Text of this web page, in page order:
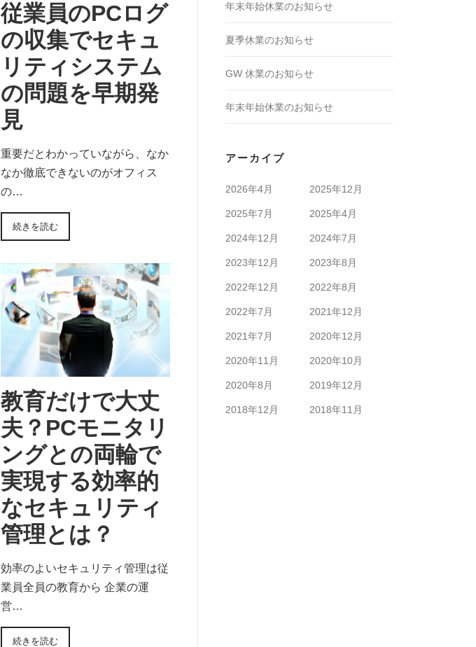
従業員のPCログ
の収集でセキュ
リティシステム
の問題を早期発
見
重要だとわかっていながら、なか
なか徹底できないのがオフィス
の…
続きを読む
教育だけで大丈
夫？PCモニタリ
ングとの両輪で
実現する効率的
なセキュリティ
管理とは？
効率のよいセキュリティ管理は従
業員全員の教育から 企業の運
営…
続きを読む
年末年始休業のお知らせ
夏季休業のお知らせ
GW 休業のお知らせ
年末年始休業のお知らせ
アーカイブ
2026年4月 2025年12月
2025年7月 2025年4月
2024年12月 2024年7月
2023年12月 2023年8月
2022年12月 2022年8月
2022年7月 2021年12月
2021年7月 2020年12月
2020年11月 2020年10月
2020年8月 2019年12月
2018年12月 2018年11月